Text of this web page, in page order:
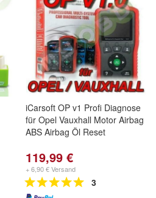
iCarsoft OP v1 Profi Diagnose
für Opel Vauxhall Motor Airbag
ABS Airbag Öl Reset
119,99 €
+ 6,90 € Versand
3